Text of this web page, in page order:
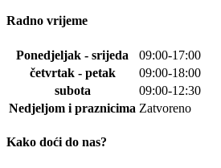
Radno vrijeme
Ponedjeljak - srijeda
09:00-17:00
četvrtak - petak
09:00-18:00
subota
09:00-12:30
Nedjeljom i praznicima Zatvoreno
Kako doći do nas?